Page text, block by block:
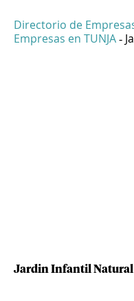
Directorio de
Empresas en TUNJA -
Jardin Infantil Natural